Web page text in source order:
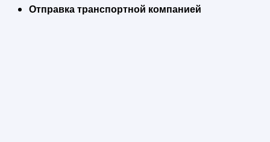
Отправка транспортной компанией